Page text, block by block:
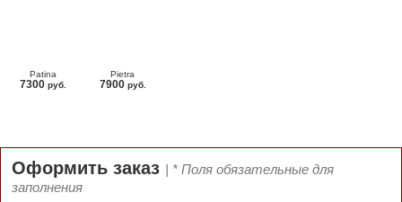
Patina
7300 руб.
Pietra
7900 руб.
Оформить заказ | * Поля обязательные для
заполнения